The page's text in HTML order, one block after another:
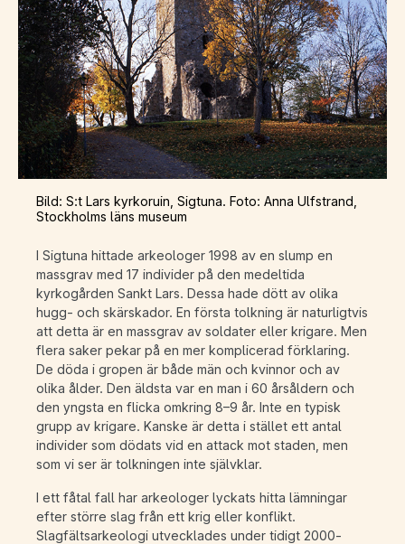
Bild: S:t Lars kyrkoruin, Sigtuna. Foto: Anna Ulfstrand,
Stockholms läns museum
I Sigtuna hittade arkeologer 1998 av en slump en
massgrav med 17 individer på den medeltida
kyrkogården Sankt Lars. Dessa hade dött av olika
hugg- och skärskador. En första tolkning är naturligtvis
att detta är en massgrav av soldater eller krigare. Men
flera saker pekar på en mer komplicerad förklaring.
De döda i gropen är både män och kvinnor och av
olika ålder. Den äldsta var en man i 60 årsåldern och
den yngsta en flicka omkring 8–9 år. Inte en typisk
grupp av krigare. Kanske är detta i stället ett antal
individer som dödats vid en attack mot staden, men
som vi ser är tolkningen inte självklar.
I ett fåtal fall har arkeologer lyckats hitta lämningar
efter större slag från ett krig eller konflikt.
Slagfältsarkeologi utvecklades under tidigt 2000-